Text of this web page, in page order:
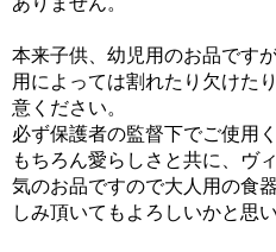
本来子供、幼児用のお品です
用によっては割れたり欠けた
意ください。
必ず保護者の監督下でご使用く
もちろん愛らしさと共に、ヴ
気のお品ですので大人用の食
しみ頂いてもよろしいかと思い